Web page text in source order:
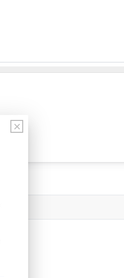
×